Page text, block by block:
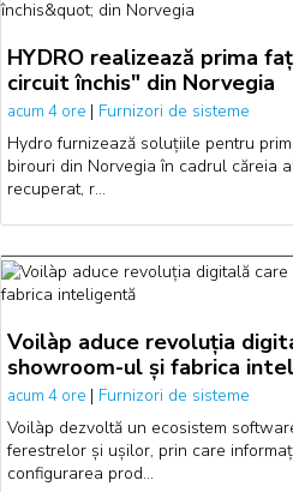
HYDRO realizează prima
circuit închis" din Norvegia
acum 4 ore | Furnizori de sisteme
Hydro furnizează soluțiile pentru
birouri din Norvegia în cadrul căreia
recuperat, r…
Voilàp aduce revoluția
showroom-ul și fabrica
acum 4 ore | Furnizori de sisteme
Voilàp dezvoltă un ecosistem
ferestrelor și ușilor, prin care
configurarea prod…